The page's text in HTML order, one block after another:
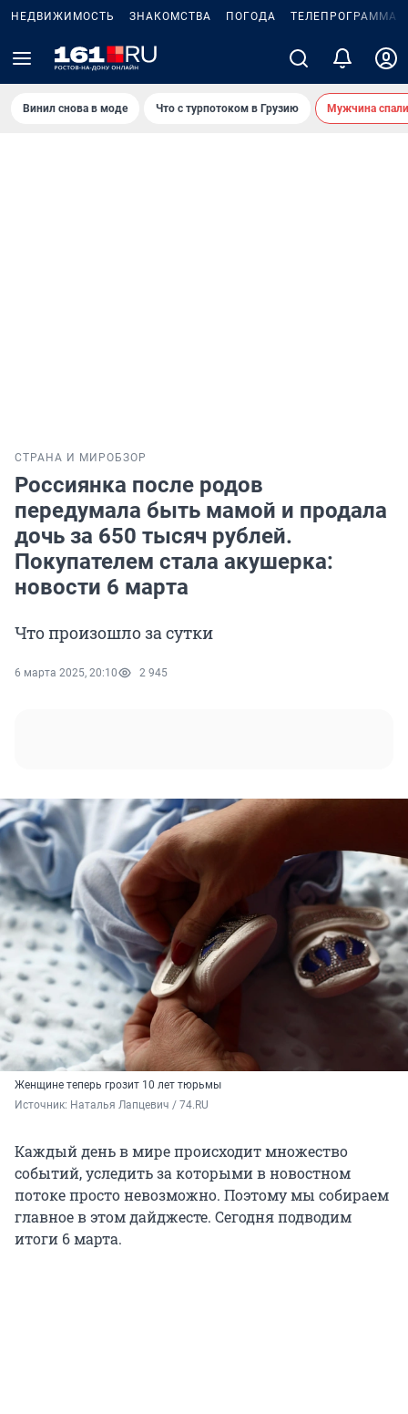
НЕДВИЖИМОСТЬ ЗНАКОМСТВА ПОГОДА ТЕЛЕПРОГРАММА
Винил снова в моде Что с турпотоком в Грузию Мужчина
СТРАНА И МИРОБЗОР
Россиянка после родов
передумала быть мамой и продала
дочь за 650 тысяч рублей.
Покупателем стала акушерка:
новости 6 марта
Что произошло за сутки
6 марта 2025, 20:10 2 945
Женщине теперь грозит 10 лет тюрьмы
Источник: Наталья Лапцевич / 74.RU
Каждый день в мире происходит множество
событий, уследить за которыми в новостном
потоке просто невозможно. Поэтому мы собираем
главное в этом дайджесте. Сегодня подводим
итоги 6 марта.